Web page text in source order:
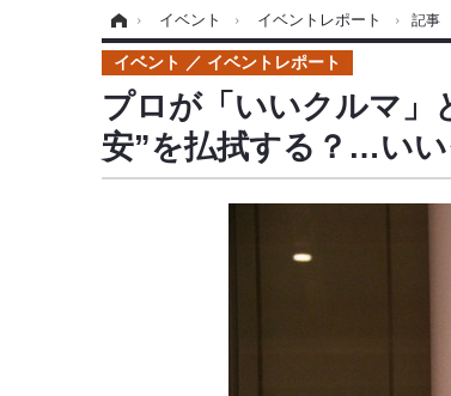
› イベント › イベントレポート › 記事
プロが「いいクルマ」
安”を払拭する？…い
イベント イベントレポート